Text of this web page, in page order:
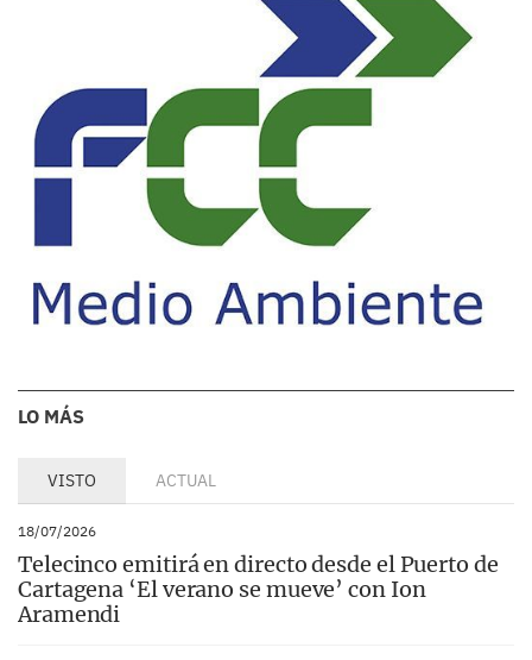
LO MÁS
VISTO ACTUAL
18/07/2026
Telecinco emitirá en directo desde el Puerto de
Cartagena ‘El verano se mueve’ con Ion
Aramendi